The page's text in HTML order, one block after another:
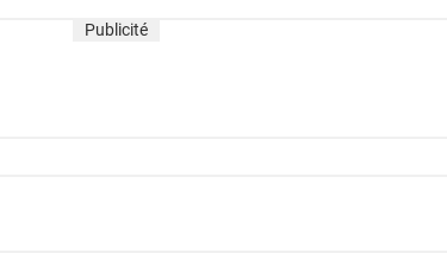
Publicité